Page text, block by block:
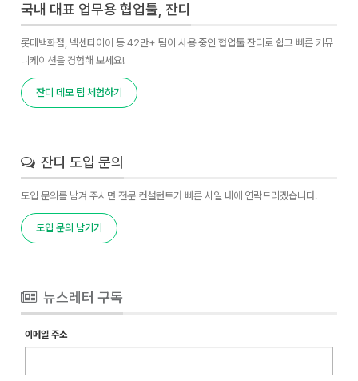
국내 대표 업무용 협업툴, 잔디
롯데백화점, 넥센타이어 등 42만+ 팀이 사용 중인 협업툴 잔디로 쉽고 빠른 커뮤
니케이션을 경험해 보세요!
잔디 데모 팀 체험하기
잔디 도입 문의
도입 문의를 남겨 주시면 전문 컨설턴트가 빠른 시일 내에 연락드리겠습니다.
도입 문의 남기기
뉴스레터 구독
이메일 주소